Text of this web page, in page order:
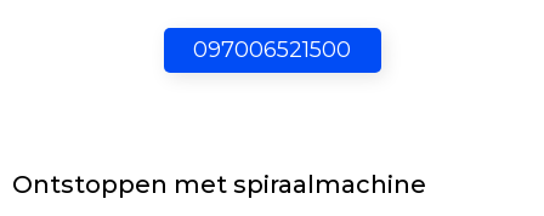
097006521500
Ontstoppen met spiraalmachine